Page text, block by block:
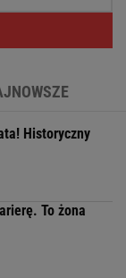
Historyczny
To żona